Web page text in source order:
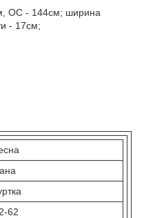
ОС - 144см; ширина
- 17см;
62